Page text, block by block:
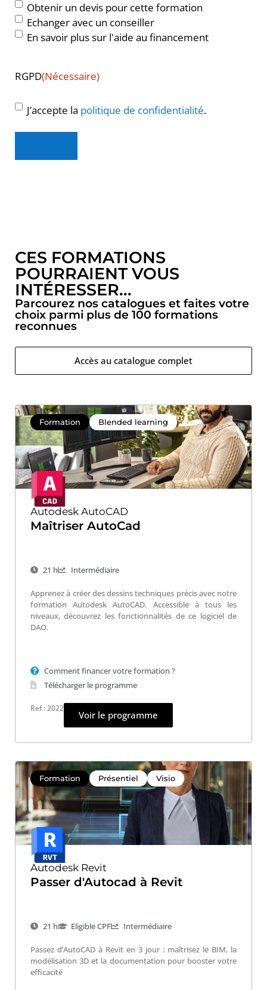
Obtenir un devis pour cette formation
Echanger avec un conseiller
En savoir plus sur l'aide au financement
RGPD(Nécessaire)
J’accepte la politique de confidentialité.
CES FORMATIONS
POURRAIENT VOUS
INTÉRESSER...
Parcourez nos catalogues et faites votre
choix parmi plus de 100 formations
reconnues
Accès au catalogue complet
Formation Blended learning
Autodesk AutoCAD
Maîtriser AutoCad
21 h Intermédiaire
Apprenez à créer des dessins techniques précis avec notre
formation Autodesk AutoCAD. Accessible à tous les
niveaux, découvrez les fonctionnalités de ce logiciel de
DAO.
Comment financer votre formation ?
Télécharger le programme
Ref : 2022
Voir le programme
Formation Présentiel Visio
Autodesk Revit
Passer d'Autocad à Revit
21 h Eligible CPF Intermédiaire
Passez d’AutoCAD à Revit en 3 jour : maîtrisez le BIM, la
modélisation 3D et la documentation pour booster votre
efficacité